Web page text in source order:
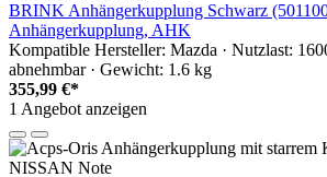
BRINK Anhängerkupplung Schwarz
Anhängerkupplung, AHK
Kompatible Hersteller: Mazda · Nutzlast:
abnehmbar · Gewicht: 1.6 kg
355,99 €*
1 Angebot anzeigen